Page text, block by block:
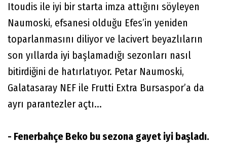
Itoudis ile iyi bir starta imza attığını söyleyen
Naumoski, efsanesi olduğu Efes’in yeniden
toparlanmasını diliyor ve lacivert beyazlıların
son yıllarda iyi başlamadığı sezonları nasıl
bitirdiğini de hatırlatıyor. Petar Naumoski,
Galatasaray NEF ile Frutti Extra Bursaspor’a da
ayrı parantezler açtı...
- Fenerbahçe Beko bu sezona gayet iyi başladı.